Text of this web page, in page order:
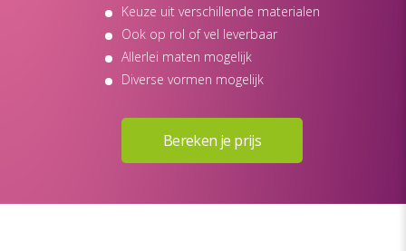
Keuze uit verschillende materialen
Ook op rol of vel leverbaar
Allerlei maten mogelijk
Diverse vormen mogelijk